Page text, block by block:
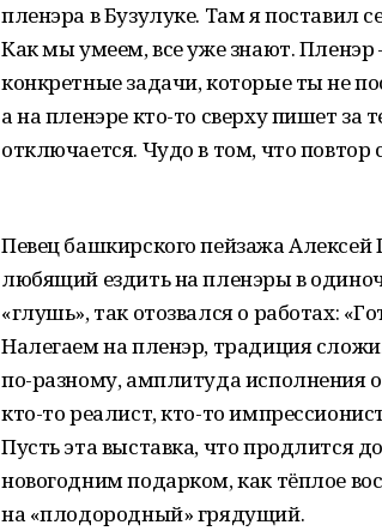
пленэра в Бузулуке. Там я поставил
Как мы умеем, все уже знают.
конкретные задачи, которые ты не
а на пленэре кто-то сверху пишет за
отключается. Чудо в том, что повтор
Певец башкирского пейзажа
любящий ездить на пленэры в
«глушь», так отозвался о работах:
Налегаем на пленэр, традиция
по-разному, амплитуда исполнения
кто-то реалист, кто-то
Пусть эта выставка, что продлится
новогодним подарком, как тёплое
на «плодородный» грядущий.